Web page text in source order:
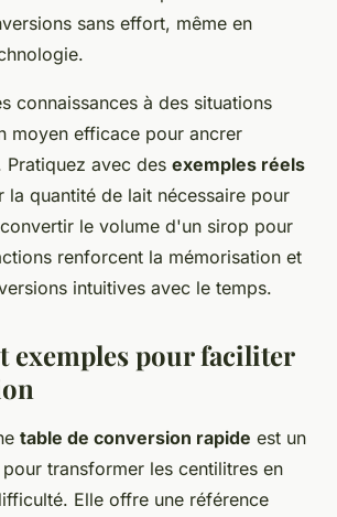
sans effort, même en
connaissances à des situations
moyen efficace pour ancrer
Pratiquez avec des exemples réels
la quantité de lait nécessaire pour
le volume d'un sirop pour
renforcent la mémorisation et
intuitives avec le temps.
exemples pour faciliter
table de conversion rapide est un
transformer les centilitres en
Elle offre une référence